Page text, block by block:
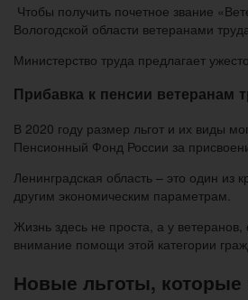
Чтобы получить почетное звание
Вологодской области ветеранами
Министерство труда предлагает
Прибавка к пенсии ветеранам
В 2020 году размер льгот и их виды
Пенсионный Фонд России за
Ленинградская область – это один
другим экономическим параметрам.
Жизнь здесь не проста, а у
внимание помощи этой категории
Новые льготы,